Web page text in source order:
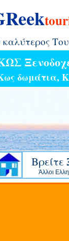
καλύτερος
δωμάτια,
Bρείτε
Άλλοι